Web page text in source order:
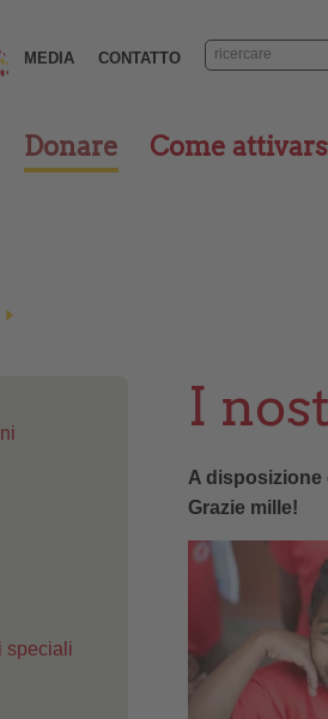
MEDIA CONTATTO
Donare Come
speciali
I
A
Grazie mille!